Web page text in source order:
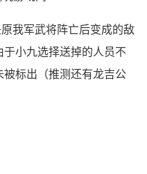
我军武将阵亡后变成的敌
小九选择送掉的人员不
标出（推测还有龙吉公